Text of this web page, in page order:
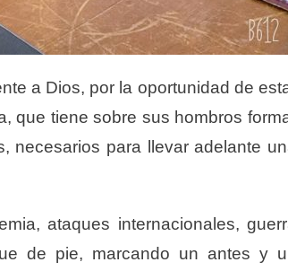
a Dios, por la oportunidad de
que tiene sobre sus hombros
necesarios para llevar adelante
ataques internacionales,
de pie, marcando un antes y